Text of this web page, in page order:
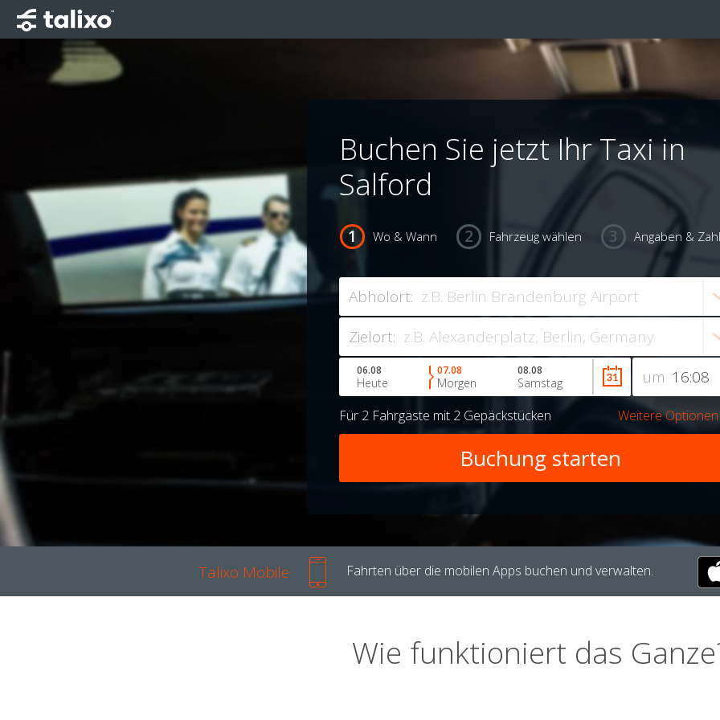
Buchen Sie jetzt Ihr Taxi in
Salford
Wo & Wann Fahrzeug wählen Angaben &
Abholort:
Zielort:
um
06.08
Heute
07.08
Morgen
08.08
Samstag
Für 2 Fahrgäste mit 2 Gepäckstücken Weitere Optionen
Talixo Mobile Fahrten über die mobilen Apps buchen und verwalten.
Wie funktioniert das